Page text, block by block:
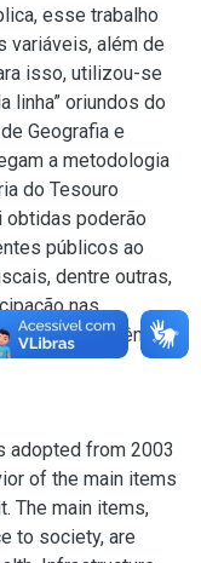
esse trabalho
variáveis, além de
isso, utilizou-se
linha” oriundos do
Geografia e
a metodologia
do Tesouro
obtidas poderão
públicos ao
dentre outras,
nas
maior eficiência e
adopted from 2003
of the main items
The main items,
to society, are